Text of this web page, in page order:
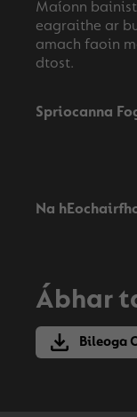
Maíonn
eagraithe ar
amach faoin
Spriocanna
Na
Ábhar
Bileoga